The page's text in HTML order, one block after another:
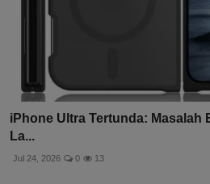
iPhone Ultra Tertunda: Masalah
La...
Jul 24, 2026 0 13